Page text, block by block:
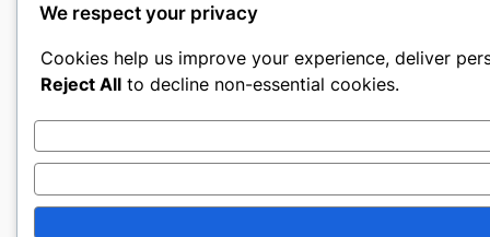
We respect your privacy
Cookies help us improve your experience, deliver
Reject All to decline non-essential cookies.